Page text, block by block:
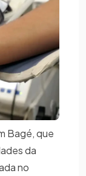
Bagé, que
da
no